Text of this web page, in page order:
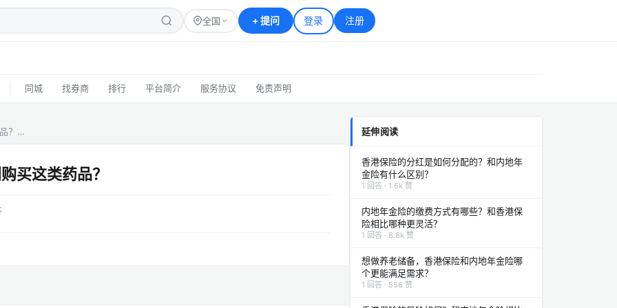
全国 +提问 登录 注册
同城 找券商 排行 平台简介 服务协议 免责声明
？…
买这类药品？
延伸阅读
香港保险的分红是如何分配的？和内地年
金险有什么区别？
1 回答 · 1.6k 赞
内地年金险的缴费方式有哪些？和香港保
险相比哪种更灵活？
1 回答 · 8.8k 赞
想做养老储备，香港保险和内地年金险哪
个更能满足需求？
1 回答 · 556 赞